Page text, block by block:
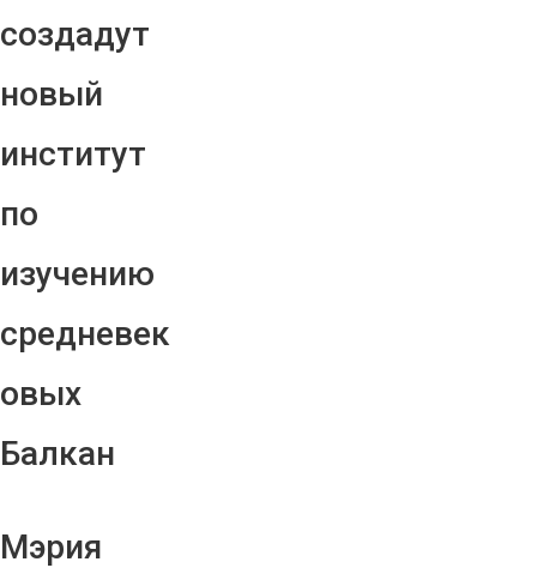
создадут
новый
институт
по
изучению
средневек
овых
Балкан
Мэрия